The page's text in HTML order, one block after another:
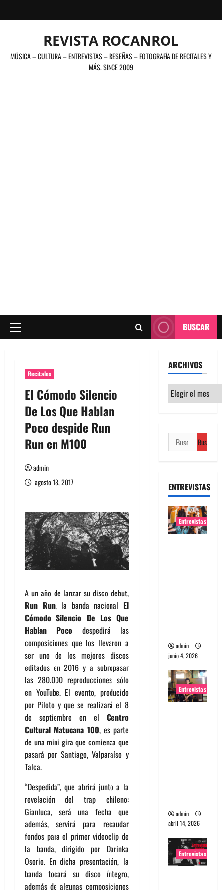
al
REVISTA ROCANROL
MÚSICA – CULTURA – ENTREVISTAS – RESEÑAS – FOTOGRAFÍA DE RECITALES Y
MÁS. SINCE 2009
Menú
BUSCAR
Recitales
El Cómodo Silencio
De Los Que Hablan
Poco despide Run
Run en M100
admin
agosto 18, 2017
A un año de lanzar su disco debut,
Run Run, la banda nacional El
Cómodo Silencio De Los Que
Hablan Pocodespedirá las
composiciones que los llevaron a
ser uno de los mejores discos
editados en 2016 y a sobrepasar
las 280.000 reproducciones sólo
en YouTube. El evento, producido
por Piloto y que se realizará el 8
de septiembre en el Centro
Cultural Matucana 100, es parte
de una mini gira que comienza que
pasará por Santiago, Valparaíso y
Talca.
“Despedida”, que abrirá junto a la
revelación del trap chileno:
Gianluca, será una fecha que
además, servirá para recaudar
fondos para el primer videoclip de
la banda, dirigido por Darinka
Osorio. En dicha presentación, la
banda tocará su disco íntegro,
además de algunas composiciones
ARCHIVOS
Archivos
Buscar:
ENTREVISTAS
Entrevistas
admin
junio 4, 2026
Entrevistas
admin
abril 14, 2026
Entrevistas